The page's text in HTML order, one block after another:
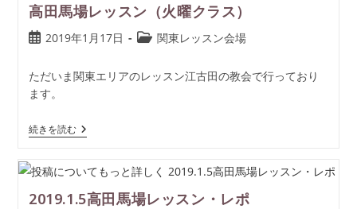
高田馬場レッスン（火曜クラス）
2019年1月17日 関東レッスン会場
ただいま関東エリアのレッスン江古田の教会で行っており
ます。
続きを読む
2019.1.5高田馬場レッスン・レポ